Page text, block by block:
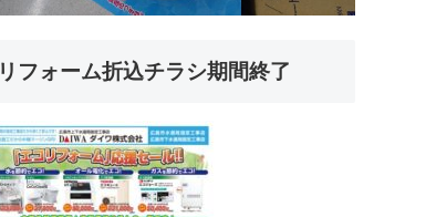
リフォーム折込チラシ期間終了